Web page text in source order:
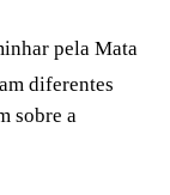
pela Mata
diferentes
sobre a